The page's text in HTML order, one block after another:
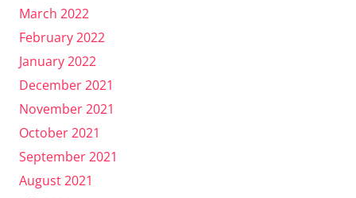
March 2022
February 2022
January 2022
December 2021
November 2021
October 2021
September 2021
August 2021